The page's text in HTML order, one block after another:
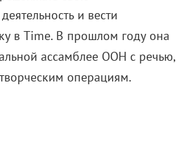
и вести
в Time. В прошлом году она
ассамблее ООН с речью,
операциям.